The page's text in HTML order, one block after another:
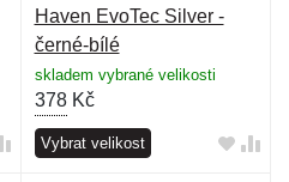
Haven EvoTec Silver -
černé-bílé
skladem vybrané velikosti
378Kč
Vybrat velikost